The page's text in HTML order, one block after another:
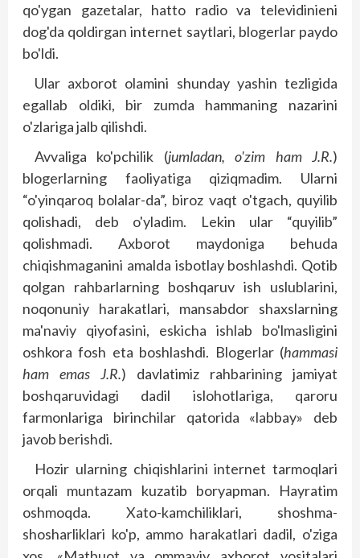
qo'ygan gazetalar, hatto radio va televidinieni
dog'da qoldirgan internet saytlari, blogerlar paydo
bo'ldi.
Ular axborot olamini shunday yashin tezligida
egallab oldiki, bir zumda hammaning nazarini
o'zlariga jalb qilishdi.
Avvaliga ko'pchilik (jumladan, o'zim ham J.R.)
blogerlarning faoliyatiga qiziqmadim. Ularni
“o'yinqaroq bolalar-da”, biroz vaqt o'tgach, quyilib
qolishadi, deb o'yladim. Lekin ular “quyilib”
qolishmadi. Axborot maydoniga behuda
chiqishmaganini amalda isbotlay boshlashdi. Qotib
qolgan rahbarlarning boshqaruv ish uslublarini,
noqonuniy harakatlari, mansabdor shaxs­larning
ma'naviy qiyofasini, eskicha ishlab bo'lmasligini
oshkora fosh eta boshlashdi. Blogerlar (hammasi
ham emas J.R.) davlatimiz rahbarining jamiyat
boshqaruvidagi dadil islohotlariga, qaroru
farmonlariga birinchilar qatorida «labbay» deb
javob berishdi.
Hozir ularning chiqishlarini internet tarmoqlari
orqali muntazam kuzatib boryapman. Hayratim
oshmoqda. Xato-kamchiliklari, shoshma-
shosharliklari ko'p, ammo harakatlari dadil, o'ziga